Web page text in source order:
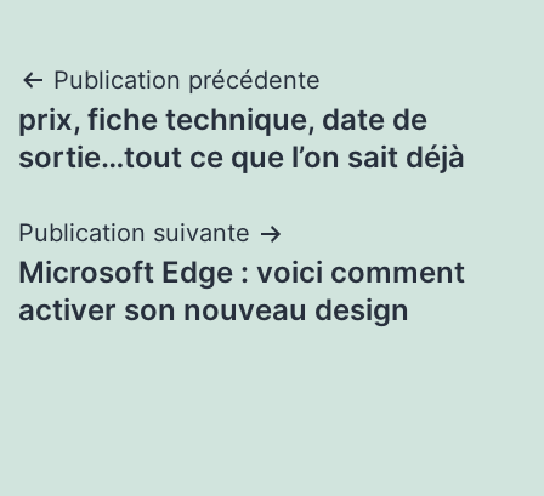
Navigation
de
Publication précédente
prix, fiche technique, date de
sortie…tout ce que l’on sait déjà
Publication suivante
Microsoft Edge : voici comment
activer son nouveau design